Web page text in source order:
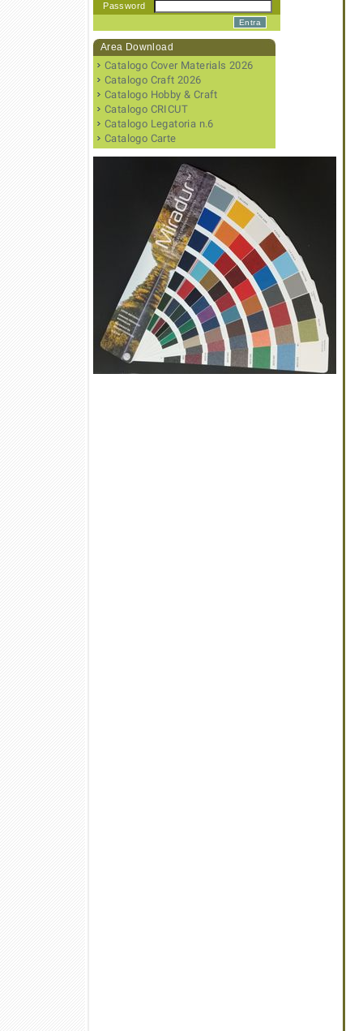
Password
Area Download
Catalogo Cover Materials 2026
Catalogo Craft 2026
Catalogo Hobby & Craft
Catalogo CRICUT
Catalogo Legatoria n.6
Catalogo Carte